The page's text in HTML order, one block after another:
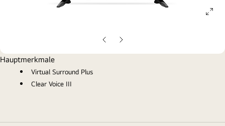
Vorherige
Folie
Nächste
Folie
Hauptmerkmale
Virtual Surround Plus
Clear Voice III